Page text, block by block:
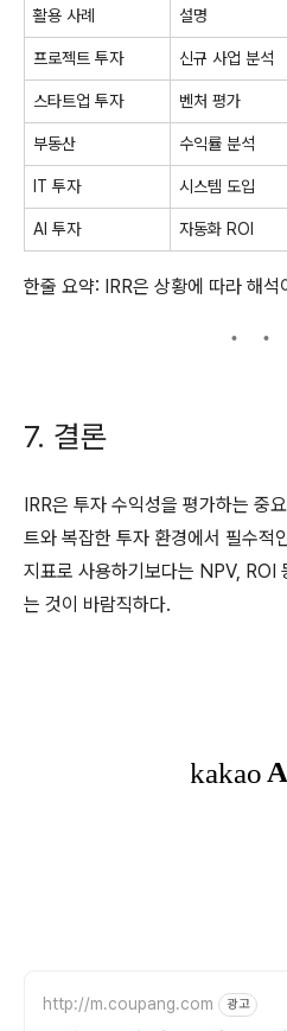
활용 사례 설명
프로젝트 투자 신규 사업 분석
스타트업 투자 벤처 평가
부동산 수익률 분석
IT 투자 시스템 도입
AI 투자 자동화 ROI
한줄 요약: IRR은 상황에 따라 해석
7. 결론
IRR은 투자 수익성을 평가하는 중
트와 복잡한 투자 환경에서 필수적
지표로 사용하기보다는 NPV, ROI
는 것이 바람직하다.
http://m.coupang.com 광고